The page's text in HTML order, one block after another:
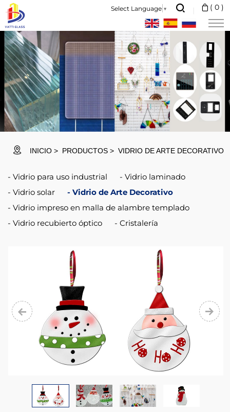
Select Language ▼ ( 0 )
Vatti
Glass
is
a
professional
glass
manufacturer
and
international
supplier.
INICIO PRODUCTOS VIDRIO DE ARTE DECORATIVO
Vidrio para uso industrial
Vidrio laminado
Vidrio solar
Vidrio de Arte Decorativo
Vidrio impreso en malla de alambre templado
Vidrio recubierto óptico
Cristalería